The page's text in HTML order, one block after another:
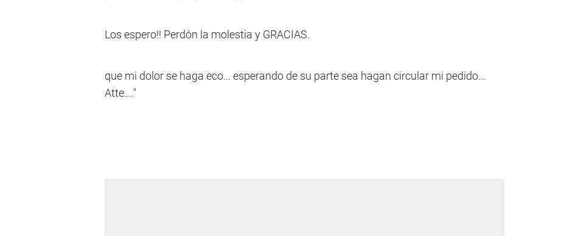
Los espero!! Perdón la molestia y GRACIAS.
que mi dolor se haga eco... esperando de su parte sea hagan circular mi pedido...
Atte...."